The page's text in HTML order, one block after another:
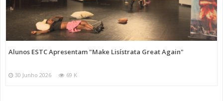
Alunos ESTC Apresentam "Make Lisístrata Great Again"
30 Junho 2026 69 K